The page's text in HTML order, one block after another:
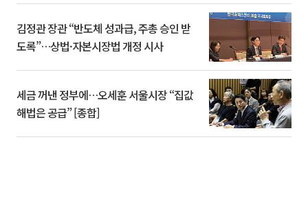
김정관 장관 “반도체 성과급, 주총 승인 받
도록”…상법·자본시장법 개정 시사
세금 꺼낸 정부에…오세훈 서울시장 “집값
해법은 공급” [종합]